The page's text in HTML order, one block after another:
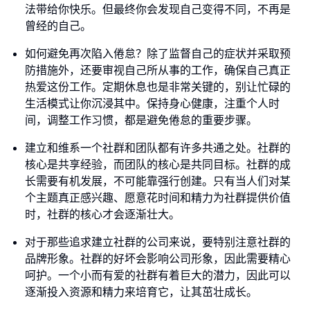
法带给你快乐。但最终你会发现自己变得不同，不再是
曾经的自己。
如何避免再次陷入倦怠？除了监督自己的症状并采取预
防措施外，还要审视自己所从事的工作，确保自己真正
热爱这份工作。定期休息也是非常关键的，别让忙碌的
生活模式让你沉浸其中。保持身心健康，注重个人时
间，调整工作习惯，都是避免倦怠的重要步骤。
建立和维系一个社群和团队都有许多共通之处。社群的
核心是共享经验，而团队的核心是共同目标。社群的成
长需要有机发展，不可能靠强行创建。只有当人们对某
个主题真正感兴趣、愿意花时间和精力为社群提供价值
时，社群的核心才会逐渐壮大。
对于那些追求建立社群的公司来说，要特别注意社群的
品牌形象。社群的好坏会影响公司形象，因此需要精心
呵护。一个小而有爱的社群有着巨大的潜力，因此可以
逐渐投入资源和精力来培育它，让其茁壮成长。